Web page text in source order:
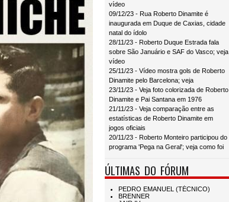
vídeo
09/12/23 - Rua Roberto Dinamite é
inaugurada em Duque de Caxias, cidade
natal do ídolo
28/11/23 - Roberto Duque Estrada fala
sobre São Januário e SAF do Vasco; veja
vídeo
25/11/23 - Vídeo mostra gols de Roberto
Dinamite pelo Barcelona; veja
23/11/23 - Veja foto colorizada de Roberto
Dinamite e Pai Santana em 1976
21/11/23 - Veja comparação entre as
estatísticas de Roberto Dinamite em
jogos oficiais
20/11/23 - Roberto Monteiro participou do
programa 'Pega na Geral'; veja como foi
ÚLTIMAS DO FÓRUM